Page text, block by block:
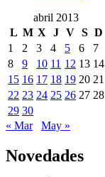
abril 2013
L M X J V S D
1
2 3 4 5 6
7
8
9 10 11 12 13 14
15 16 17 18 19 20 21
22 23 24 25 26 27 28
29 30
« Mar
May »
Novedades